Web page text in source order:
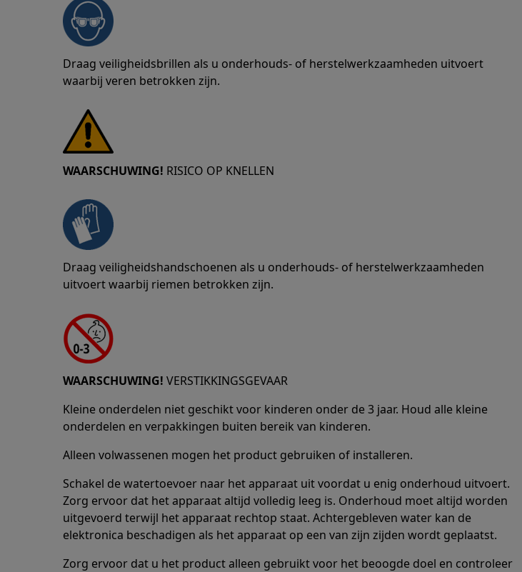
Draag veiligheidsbrillen als u onderhouds- of herstelwerkzaamheden uitvoert
waarbij veren betrokken zijn.
WAARSCHUWING! RISICO OP KNELLEN
Draag veiligheidshandschoenen als u onderhouds- of herstelwerkzaamheden
uitvoert waarbij riemen betrokken zijn.
WAARSCHUWING! VERSTIKKINGSGEVAAR
Kleine onderdelen niet geschikt voor kinderen onder de 3 jaar. Houd alle kleine
onderdelen en verpakkingen buiten bereik van kinderen.
Alleen volwassenen mogen het product gebruiken of installeren.
Schakel de watertoevoer naar het apparaat uit voordat u enig onderhoud uitvoert.
Zorg ervoor dat het apparaat altijd volledig leeg is. Onderhoud moet altijd worden
uitgevoerd terwijl het apparaat rechtop staat. Achtergebleven water kan de
elektronica beschadigen als het apparaat op een van zijn zijden wordt geplaatst.
Zorg ervoor dat u het product alleen gebruikt voor het beoogde doel en controleer